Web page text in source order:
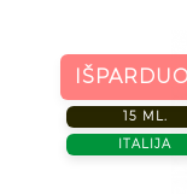
15 ML.
ITALIJA